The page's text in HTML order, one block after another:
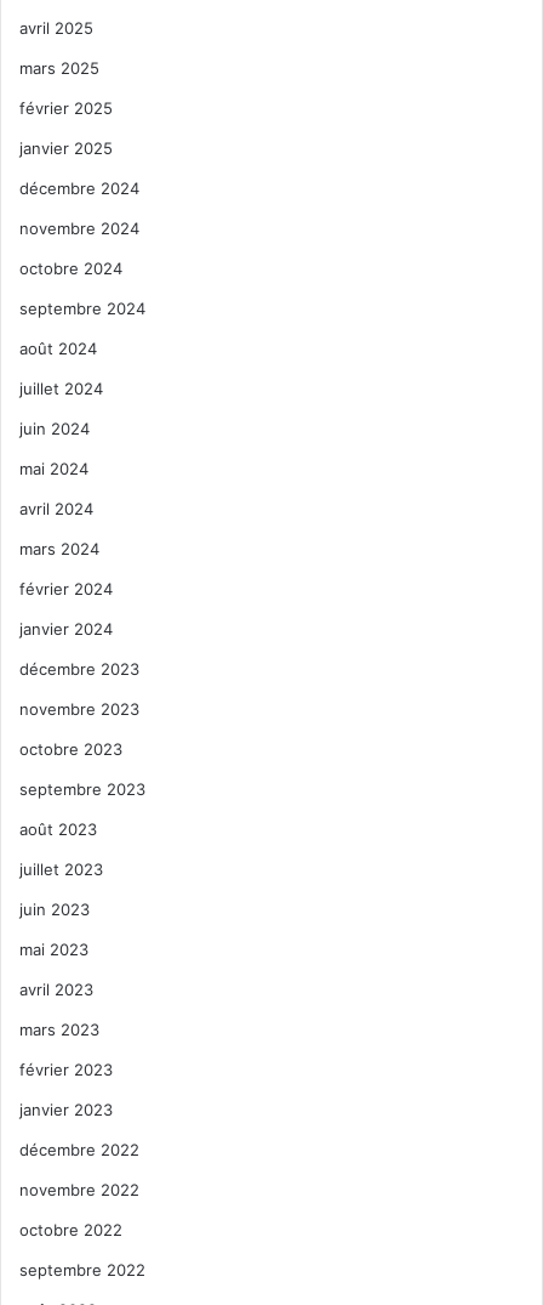
avril 2025
mars 2025
février 2025
janvier 2025
décembre 2024
novembre 2024
octobre 2024
septembre 2024
août 2024
juillet 2024
juin 2024
mai 2024
avril 2024
mars 2024
février 2024
janvier 2024
décembre 2023
novembre 2023
octobre 2023
septembre 2023
août 2023
juillet 2023
juin 2023
mai 2023
avril 2023
mars 2023
février 2023
janvier 2023
décembre 2022
novembre 2022
octobre 2022
septembre 2022